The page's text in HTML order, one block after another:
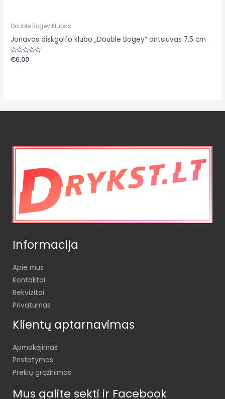
Double Bogey klubas
Jonavos diskgolfo klubo „Double Bogey” antsiuvas 7,5 cm
Įvertinimas:
€6.00
Informacija
Apie mus
Kontaktai
Rekvizitai
Privatumas
Klientų aptarnavimas
Apmokėjimas
Pristatymas
Prekių grąžinimas
Mus galite sekti ir Facebook